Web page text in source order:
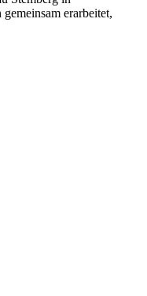
erarbeitet,